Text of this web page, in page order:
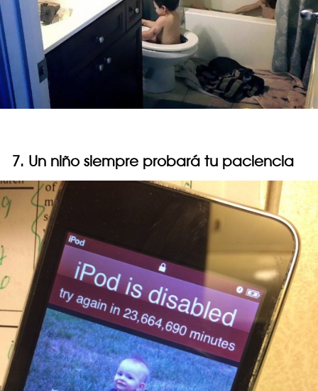
7. Un niño siempre probará tu paciencia